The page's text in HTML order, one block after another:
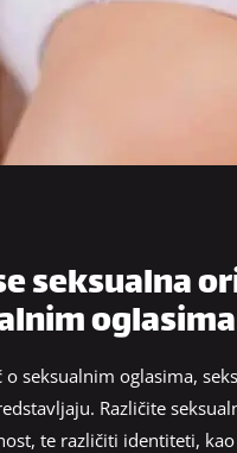
seksualna
oglasima
o seksualnim oglasima,
Različite
te različiti identiteti,